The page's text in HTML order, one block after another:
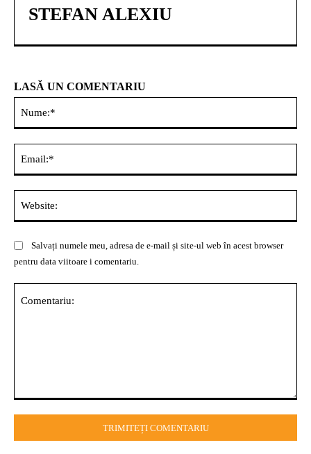
STEFAN ALEXIU
LASĂ UN COMENTARIU
Salvați numele meu, adresa de e-mail și site-ul web în acest browser
pentru data viitoare i comentariu.